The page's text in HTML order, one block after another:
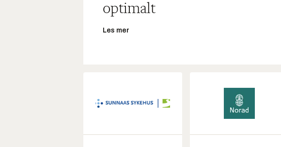
optimalt
Les mer